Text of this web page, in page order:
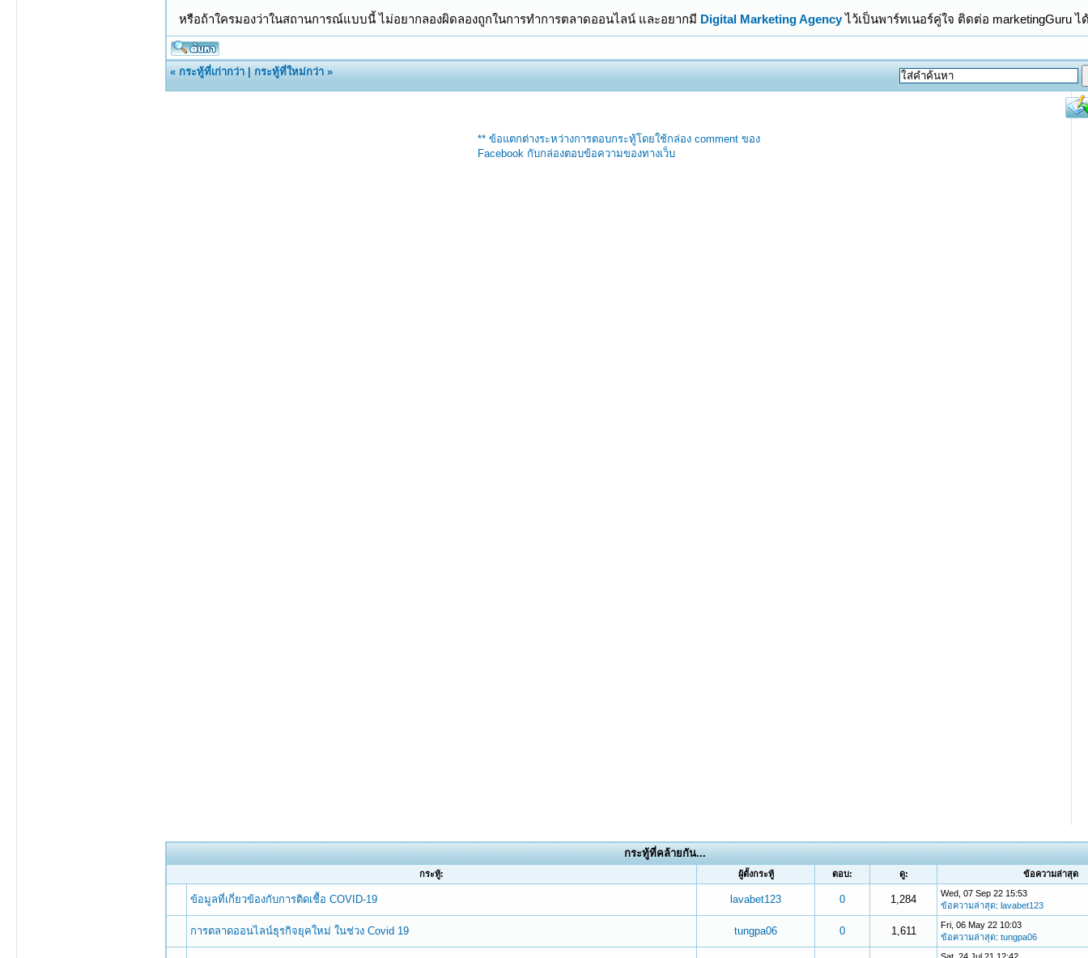
หรือถ้าใครมองว่าในสถานการณ์แบบนี้ ไม่อยากลองผิดลองถูกในการทำการตลาดออนไลน์ และอยากมี Digital Marketing Agencyไว้เป็นพาร์ทเนอร์คู่ใจ ติดต่อ marketingGuru ไ
«กระทู้ที่เก่ากว่า |กระทู้ที่ใหม่กว่า »
** ข้อแตกต่างระหว่างการตอบกระทู้โดยใช้กล่อง comment ของ
Facebook กับกล่องตอบข้อความของทางเว็บ
กระทู้ที่คล้ายกัน...
กระทู้: ผู้ตั้งกระทู้ ตอบ: ดู: ข้อความล่าสุด
ข้อมูลที่เกี่ยวข้องกับการติดเชื้อ COVID-19 lavabet123 0 1,284
Wed, 07 Sep 22 15:53
ข้อความล่าสุด:lavabet123
การตลาดออนไลน์ธุรกิจยุคใหม่ ในช่วง Covid 19 tungpa06 0 1,611
Fri, 06 May 22 10:03
ข้อความล่าสุด:tungpa06